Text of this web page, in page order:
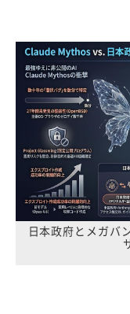
日本政府とメガバ